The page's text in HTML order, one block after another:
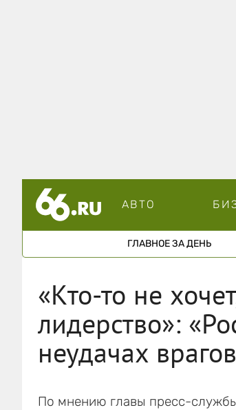
АВТО
ГЛАВНОЕ ЗА ДЕНЬ
«Кто-то не
лидерство»:
неудачах
По мнению главы пресс-